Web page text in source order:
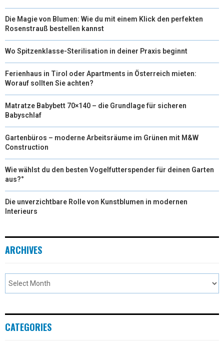
Die Magie von Blumen: Wie du mit einem Klick den perfekten
Rosenstrauß bestellen kannst
Wo Spitzenklasse-Sterilisation in deiner Praxis beginnt
Ferienhaus in Tirol oder Apartments in Österreich mieten:
Worauf sollten Sie achten?
Matratze Babybett 70×140 – die Grundlage für sicheren
Babyschlaf
Gartenbüros – moderne Arbeitsräume im Grünen mit M&W
Construction
Wie wählst du den besten Vogelfutterspender für deinen Garten
aus?°
Die unverzichtbare Rolle von Kunstblumen in modernen
Interieurs
ARCHIVES
CATEGORIES